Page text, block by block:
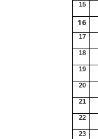
15
16
17
18
19
20
21
22
23